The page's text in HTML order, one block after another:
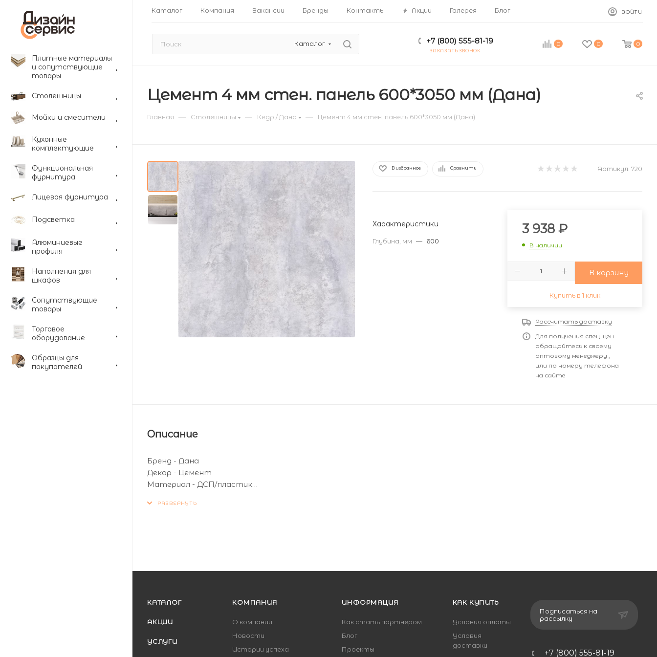
Каталог Компания Вакансии Бренды Контакты Акции Галерея Блог ВОЙТИ
Каталог +7 (800) 555-81-19
ЗАКАЗАТЬ ЗВОНОК
0 0 0
Плитные материалы
и сопутствующие
товары
Столешницы
Мойки и смесители
Кухонные
комплектующие
Функциональная
фурнитура
Лицевая фурнитура
Подсветка
Алюминиевые
профиля
Наполнения для
шкафов
Сопутствующие
товары
Торговое
оборудование
Образцы для
покупателей
Цемент 4 мм стен. панель 600*3050 мм (Дана)
Главная — Столешницы — Кедр / Дана — Цемент 4 мм стен. панель 600*3050 мм (Дана)
В избранное Сравнить Артикул: 720
Характеристики
Глубина, мм — 600
3 938 ₽
В наличии
В корзину
Купить в 1 клик
Рассчитать доставку
Для получения спец. цен
обращайтесь к своему
оптовому менеджеру ,
или по номеру телефона
на сайте
Описание
Бренд - Дана
Декор - Цемент
Материал - ДСП/пластик
Ширина (мм) - 600
КАТАЛОГ
АКЦИИ
УСЛУГИ
КОМПАНИЯ
О компании
Новости
Истории успеха
ИНФОРМАЦИЯ
Как стать партнером
Блог
Проекты
КАК КУПИТЬ
Условия оплаты
Условия
доставки
Подписаться на
рассылку
+7 (800) 555-81-19